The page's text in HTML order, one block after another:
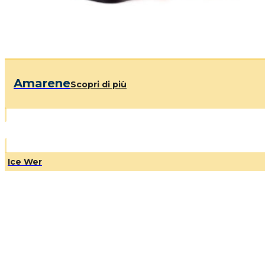
AmareneScopri di più
Ice Wer